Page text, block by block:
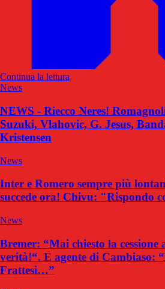
Continua la lettura
News
NEWS - Riecco Neres!
Suzuki, Vlahovic, G. Jesus,
Kristensen
News
Inter e Romero sempre più
succede ora! Chivu: "Rispondo
News
Bremer: “Mai chiesto la cessione
verità!“. E agente di Cambiaso:
Frattesi…”